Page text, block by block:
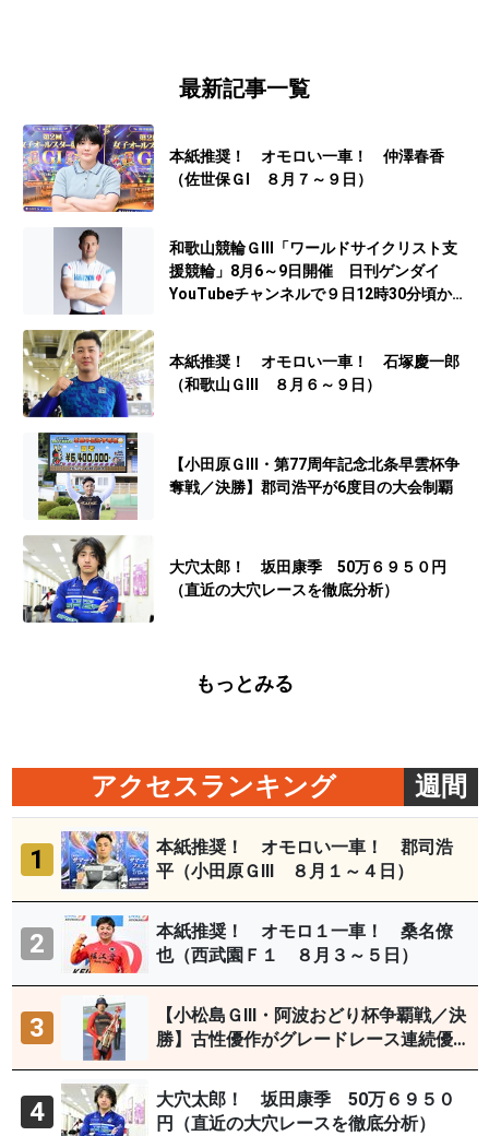
最新記事一覧
本紙推奨！ オモロい一車！ 仲澤春香
（佐世保ＧⅠ ８月７～９日）
和歌山競輪ＧⅢ「ワールドサイクリスト支
援競輪」8月6～9日開催 日刊ゲンダイ
YouTubeチャンネルで９日12時30分頃から
本紙推奨！ オモロい一車！ 石塚慶一郎
（和歌山ＧⅢ ８月６～９日）
【小田原ＧⅢ・第77周年記念北条早雲杯争
奪戦／決勝】郡司浩平が6度目の大会制覇
大穴太郎！ 坂田康季 50万６９５０円
（直近の大穴レースを徹底分析）
もっとみる
アクセスランキング 週間
1
本紙推奨！ オモロい一車！ 郡司浩
平（小田原ＧⅢ ８月１～４日）
2
本紙推奨！ オモロ１一車！ 桑名僚
也（西武園Ｆ１ ８月３～５日）
3
【小松島ＧⅢ・阿波おどり杯争覇戦／決
勝】古性優作がグレードレース連続優
4
大穴太郎！ 坂田康季 50万６９５０
円（直近の大穴レースを徹底分析）